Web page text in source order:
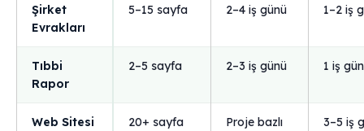
Şirket
Evrakları
5–15 sayfa 2–4 iş günü 1–2 iş
Tıbbi
Rapor
2–5 sayfa 2–3 iş günü 1 iş
Web Sitesi
20+ sayfa
Proje bazlı
3–5 iş